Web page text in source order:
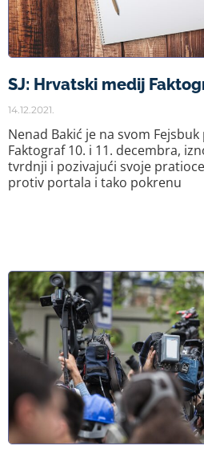
SJ: Hrvatski medij
14.12.2021.
Nenad Bakić je na svom
Faktograf 10. i 11. decembra,
tvrdnji i pozivajući svoje
protiv portala i tako pokrenu